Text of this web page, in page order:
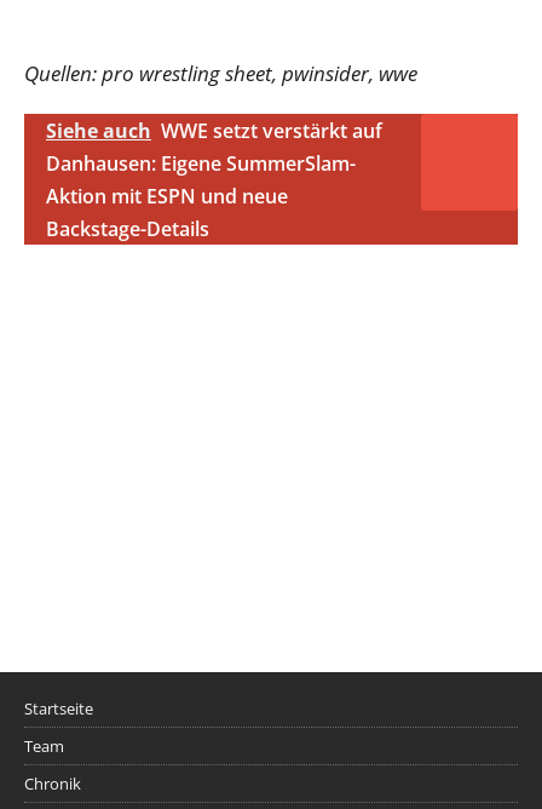
Quellen: pro wrestling sheet, pwinsider, wwe
Siehe auch WWE setzt verstärkt auf
Danhausen: Eigene SummerSlam-
Aktion mit ESPN und neue
Backstage-Details
Startseite
Team
Chronik